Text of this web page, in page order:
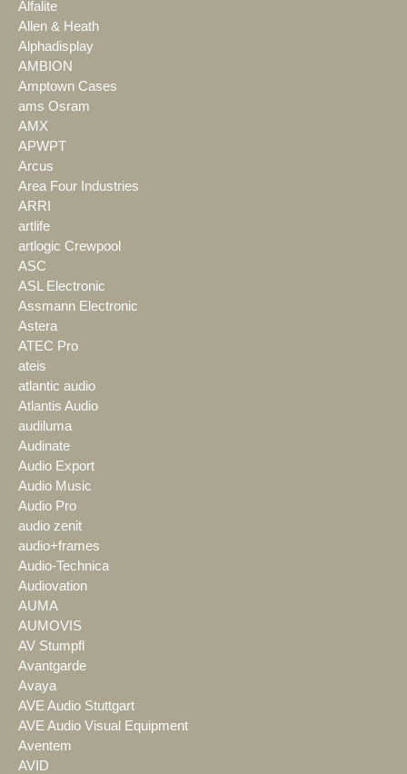
Alfalite
Allen & Heath
Alphadisplay
AMBION
Amptown Cases
ams Osram
AMX
APWPT
Arcus
Area Four Industries
ARRI
artlife
artlogic Crewpool
ASC
ASL Electronic
Assmann Electronic
Astera
ATEC Pro
ateis
atlantic audio
Atlantis Audio
audiluma
Audinate
Audio Export
Audio Music
Audio Pro
audio zenit
audio+frames
Audio-Technica
Audiovation
AUMA
AUMOVIS
AV Stumpfl
Avantgarde
Avaya
AVE Audio Stuttgart
AVE Audio Visual Equipment
Aventem
AVID